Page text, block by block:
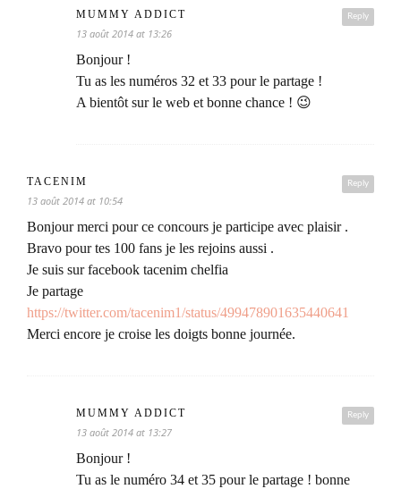
Reply
MUMMY ADDICT
13 août 2014 at 13:26
Bonjour !
Tu as les numéros 32 et 33 pour le partage !
A bientôt sur le web et bonne chance ! 😉
Reply
TACENIM
13 août 2014 at 10:54
Bonjour merci pour ce concours je participe avec plaisir .
Bravo pour tes 100 fans je les rejoins aussi .
Je suis sur facebook tacenim chelfia
Je partage
https://twitter.com/tacenim1/status/499478901635440641
Merci encore je croise les doigts bonne journée.
Reply
MUMMY ADDICT
13 août 2014 at 13:27
Bonjour !
Tu as le numéro 34 et 35 pour le partage ! bonne